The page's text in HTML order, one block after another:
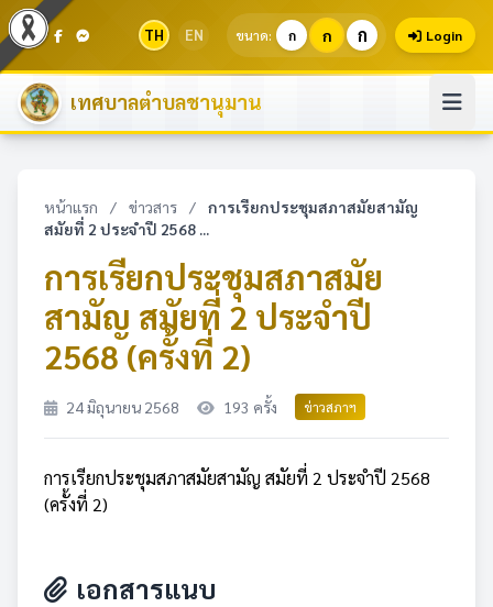
TH EN ขนาด: ก ก ก Login
เทศบาลตำบลชานุมาน
หน้าแรก / ข่าวสาร /
การเรียกประชุมสภาสมัยสามัญ
สมัยที่ 2 ประจำปี 2568 ...
การเรียกประชุมสภาสมัย
สามัญ สมัยที่ 2 ประจำปี
2568 (ครั้งที่ 2)
24 มิถุนายน 2568 193 ครั้ง ข่าวสภาฯ
การเรียกประชุมสภาสมัยสามัญ สมัยที่ 2 ประจำปี 2568
(ครั้งที่ 2)
เอกสารแนบ